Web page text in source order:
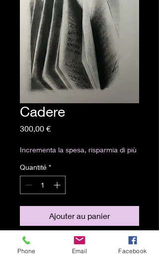
Cadere
300,00 €Prix
Incrementa la spesa, risparmia di più
Quantité *
Ajouter au panier
33x25 cm
Polvere di carboncino e grafite su
Phone Email Facebook